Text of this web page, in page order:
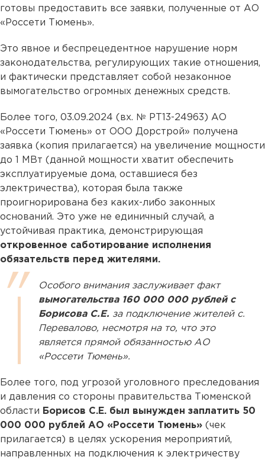
готовы предоставить все заявки, полученные от АО
«Россети Тюмень».
Это явное и беспрецедентное нарушение норм
законодательства, регулирующих такие отношения,
и фактически представляет собой незаконное
вымогательство огромных денежных средств.
Более того, 03.09.2024 (вх. № РТ13-24963) АО
«Россети Тюмень» от ООО Дорстрой» получена
заявка (копия прилагается) на увеличение мощности
до 1 МВт (данной мощности хватит обеспечить
эксплуатируемые дома, оставшиеся без
электричества), которая была также
проигнорирована без каких-либо законных
оснований. Это уже не единичный случай, а
устойчивая практика, демонстрирующая
откровенное саботирование исполнения
обязательств перед жителями.
Особого внимания заслуживает факт
вымогательства 160 000 000 рублей с
Борисова С.Е. за подключение жителей с.
Перевалово, несмотря на то, что это
является прямой обязанностью АО
«Россети Тюмень».
Более того, под угрозой уголовного преследования
и давления со стороны правительства Тюменской
области Борисов С.Е. был вынужден заплатить 50
000 000 рублей АО «Россети Тюмень» (чек
прилагается) в целях ускорения мероприятий,
направленных на подключения к электричеству